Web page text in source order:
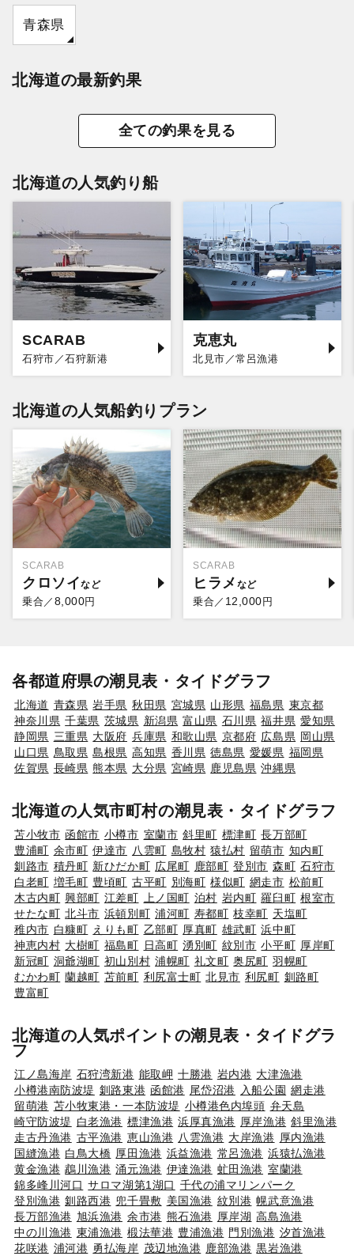
青森県
北海道の最新釣果
全ての釣果を見る
北海道の人気釣り船
SCARAB
石狩市／石狩新港
克恵丸
北見市／常呂漁港
北海道の人気船釣りプラン
SCARAB
クロソイ
乗合／ 8,000円
SCARAB
ヒラメ
乗合／ 12,000円
各都道府県の潮見表・タイドグラフ
北海道 青森県 岩手県 秋田県 宮城県 山形県 福島県 東京都
神奈川県 千葉県 茨城県 新潟県 富山県 石川県 福井県 愛知県
静岡県 三重県 大阪府 兵庫県 和歌山県 京都府 広島県 岡山県
山口県 鳥取県 島根県 高知県 香川県 徳島県 愛媛県 福岡県
佐賀県 長崎県 熊本県 大分県 宮崎県 鹿児島県 沖縄県
北海道の人気市町村の潮見表・タイドグラフ
苫小牧市 函館市 小樽市 室蘭市 斜里町 標津町 長万部町
豊浦町 余市町 伊達市 八雲町 島牧村 猿払村 留萌市 知内町
釧路市 積丹町 新ひだか町 広尾町 鹿部町 登別市 森町 石狩市
白老町 増毛町 豊頃町 古平町 別海町 様似町 網走市 松前町
木古内町 興部町 江差町 上ノ国町 泊村 岩内町 羅臼町 根室市
せたな町 北斗市 浜頓別町 浦河町 寿都町 枝幸町 天塩町
稚内市 白糠町 えりも町 乙部町 厚真町 雄武町 浜中町
神恵内村 大樹町 福島町 日高町 湧別町 紋別市 小平町 厚岸町
新冠町 洞爺湖町 初山別村 浦幌町 礼文町 奥尻町 羽幌町
むかわ町 蘭越町 苫前町 利尻富士町 北見市 利尻町 釧路町
豊富町
北海道の人気ポイントの潮見表・タイドグラ
フ
江ノ島海岸 石狩湾新港 能取岬 十勝港 岩内港 大津漁港
小樽港南防波堤 釧路東港 函館港 尾岱沼港 入船公園 網走港
留萌港 苫小牧東港・一本防波堤 小樽港色内埠頭 弁天島
崎守防波堤 白老漁港 標津漁港 浜厚真漁港 厚岸漁港 斜里漁港
走古丹漁港 古平漁港 恵山漁港 八雲漁港 大岸漁港 厚内漁港
国縫漁港 白鳥大橋 厚田漁港 浜益漁港 常呂漁港 浜猿払漁港
黄金漁港 鵡川漁港 涌元漁港 伊達漁港 虻田漁港 室蘭港
錦多峰川河口 サロマ湖第1湖口 千代の浦マリンパーク
登別漁港 釧路西港 兜千畳敷 美国漁港 紋別港 幌武意漁港
長万部漁港 旭浜漁港 余市港 熊石漁港 厚岸湖 高島漁港
中の川漁港 東浦漁港 椴法華港 豊浦漁港 門別漁港 汐首漁港
花咲港 浦河港 勇払海岸 茂辺地漁港 鹿部漁港 黒岩漁港